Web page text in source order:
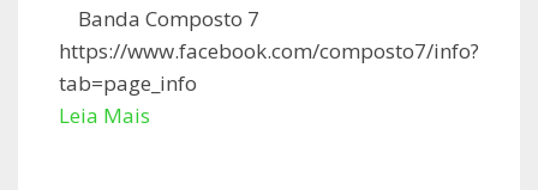
Banda Composto 7
https://www.facebook.com/composto7/info?
tab=page_info
Leia Mais